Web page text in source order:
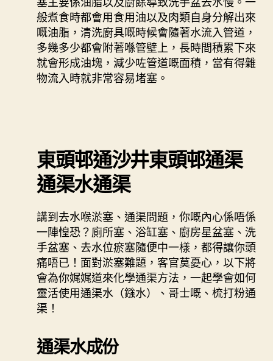
般煮食時都會用食用油以及肉類自身分解出來
嘅油脂，清洗廚具嘅時候會隨著水流入管道，
多幾多少都會附著喺管壁上，長時間積累下來
就會形成油塊，減少咗管道嘅面積，當有得雜
物流入時就非常容易堵塞。
東頭邨通沙井東頭邨通渠
通渠水通渠
講到去水喉淤塞、通渠問題，你嘅內心係唔係
一陣惶恐？廁所塞、浴缸塞、廚房星盆塞、洗
手盆塞、去水位瘀塞隨便中一樣，都得讓你頭
痛唔已！面對淤塞難題，客官莫憂心，以下將
會為你娓娓道來化學通渠方法，一起學會如何
靈活使用通渠水（鏹水）、哥士嘅、梳打粉通
渠！
通渠水成份